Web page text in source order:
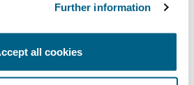
Further information
all cookies
ajudar?